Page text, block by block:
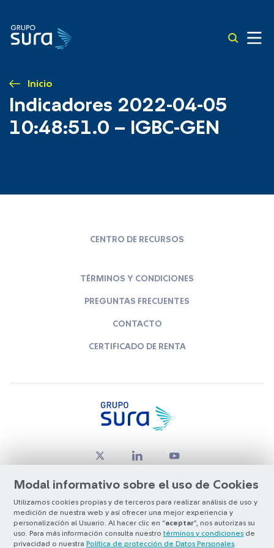
Inicio
Indicadores 2022-04-05
10:48:51.0 – IGBC-GEN
Modal informativo sobre el uso de Cookies
Utilizamos cookies propias y de terceros para realizar análisis de uso y
medición de nuestra web y así ofrecer una mejor experiencia y
personalización al Usuario. Al hacer clic en “aceptar”, nos autorizas su
uso. Para más información consulta nuestro términos y condiciones de
privacidad o nuestra Política de protección de Datos Personales
CENTRO DE RECURSOS
TÉRMINOS Y CONDICIONES
PREGUNTAS FRECUENTES
CONTACTO
CERTIFICADO DE RENTA
© Copyright Grupo SURA 2026